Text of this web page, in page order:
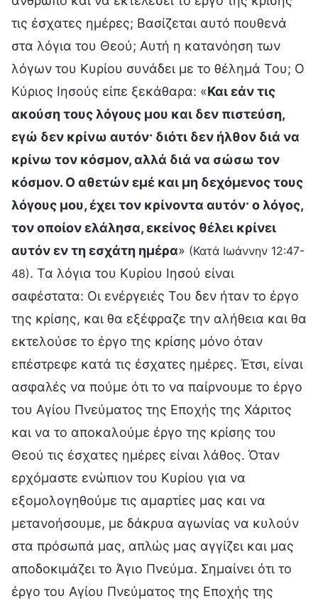
τις έσχατες ημέρες; Βασίζεται αυτό πουθενά
στα λόγια του Θεού; Αυτή η κατανόηση των
λόγων του Κυρίου συνάδει με το θέλημά Του; Ο
Κύριος Ιησούς είπε ξεκάθαρα: «Και εάν τις
ακούση τους λόγους μου και δεν πιστεύση,
εγώ δεν κρίνω αυτόν· διότι δεν ήλθον διά να
κρίνω τον κόσμον, αλλά διά να σώσω τον
κόσμον. Ο αθετών εμέ και μη δεχόμενος τους
λόγους μου, έχει τον κρίνοντα αυτόν· ο λόγος,
τον οποίον ελάλησα, εκείνος θέλει κρίνει
αυτόν εν τη εσχάτη ημέρα» (Κατά Ιωάννην 12:47-
48). Τα λόγια του Κυρίου Ιησού είναι
σαφέστατα: Οι ενέργειές Του δεν ήταν το έργο
της κρίσης, και θα εξέφραζε την αλήθεια και θα
εκτελούσε το έργο της κρίσης μόνο όταν
επέστρεφε κατά τις έσχατες ημέρες. Έτσι, είναι
ασφαλές να πούμε ότι το να παίρνουμε το έργο
του Αγίου Πνεύματος της Εποχής της Χάριτος
και να το αποκαλούμε έργο της κρίσης του
Θεού τις έσχατες ημέρες είναι λάθος. Όταν
ερχόμαστε ενώπιον του Κυρίου για να
εξομολογηθούμε τις αμαρτίες μας και να
μετανοήσουμε, με δάκρυα αγωνίας να κυλούν
στα πρόσωπά μας, απλώς μας αγγίζει και μας
αποδοκιμάζει το Άγιο Πνεύμα. Σημαίνει ότι το
έργο του Αγίου Πνεύματος της Εποχής της